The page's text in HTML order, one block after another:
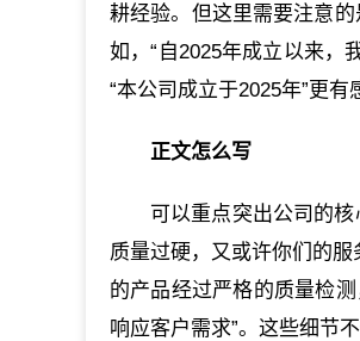
耕经验。但这里需要注意
如，“自2025年成立以来，
“本公司成立于2025年”更有
正文怎么写
可以重点突出公司的
质量过硬，又或许你们的
的产品经过严格的质量检
响应客户需求”。这些细节